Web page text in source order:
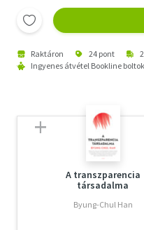
Raktáron 24 pont
Ingyenes átvétel Bookline
A transzparencia
társadalma
Byung-Chul Han